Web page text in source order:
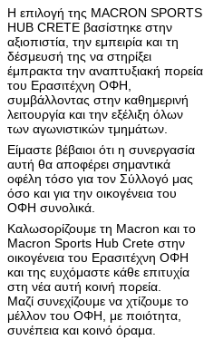
Η επιλογή της MACRON SPORTS
HUB CRETE βασίστηκε στην
αξιοπιστία, την εμπειρία και τη
δέσμευσή της να στηρίξει
έμπρακτα την αναπτυξιακή πορεία
του Ερασιτέχνη ΟΦΗ,
συμβάλλοντας στην καθημερινή
λειτουργία και την εξέλιξη όλων
των αγωνιστικών τμημάτων.
Είμαστε βέβαιοι ότι η συνεργασία
αυτή θα αποφέρει σημαντικά
οφέλη τόσο για τον Σύλλογό μας
όσο και για την οικογένεια του
ΟΦΗ συνολικά.
Καλωσορίζουμε τη Macron και το
Macron Sports Hub Crete στην
οικογένεια του Ερασιτέχνη ΟΦΗ
και της ευχόμαστε κάθε επιτυχία
στη νέα αυτή κοινή πορεία.
Μαζί συνεχίζουμε να χτίζουμε το
μέλλον του ΟΦΗ, με ποιότητα,
συνέπεια και κοινό όραμα.